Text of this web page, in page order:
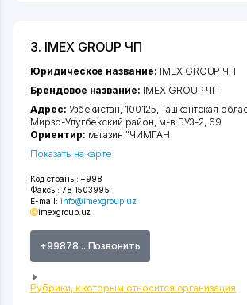
3. IMEX GROUP ЧП
Код страны: +998
Факсы: 78 1503995
E-mail: info@imexgroup.uz
imexgroup.uz
+99878 ...Позвонить
Рубрики, к которым относится организация
Юридическое название: IMEX GROUP ЧП
Брендовое название: IMEX GROUP ЧП
Адрес: Узбекистан, 100125, Ташкентская
Мирзо-Улугбекский район, м-в БУЗ-2, 69
Ориентир: магазин "ЧИМГАН
Показать на карте